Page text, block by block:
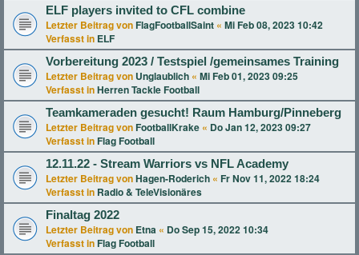
ELF players invited to CFL combine
Letzter Beitrag von FlagFootballSaint « Mi Feb 08, 2023 10:42
Verfasst in ELF
Vorbereitung 2023 / Testspiel /gemeinsames Training
Letzter Beitrag von Unglaublich « Mi Feb 01, 2023 09:25
Verfasst inHerren Tackle Football
Teamkameraden gesucht! Raum Hamburg/Pinneberg
Letzter Beitrag von FootballKrake « Do Jan 12, 2023 09:27
Verfasst in Flag Football
12.11.22 - Stream Warriors vs NFL Academy
Letzter Beitrag vonHagen-Roderich « Fr Nov 11, 2022 18:24
Verfasst in Radio & TeleVisionäres
Finaltag 2022
Letzter Beitrag von Etna « Do Sep 15, 2022 10:34
Verfasst in Flag Football